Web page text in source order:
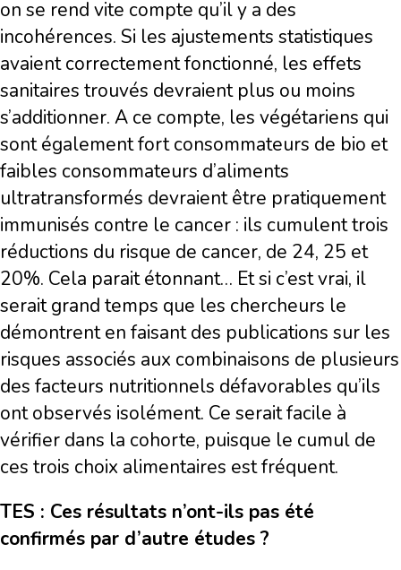
on se rend vite compte qu’il y a des
incohérences. Si les ajustements statistiques
avaient correctement fonctionné, les effets
sanitaires trouvés devraient plus ou moins
s’additionner. A ce compte, les végétariens qui
sont également fort consommateurs de bio et
faibles consommateurs d’aliments
ultratransformés devraient être pratiquement
immunisés contre le cancer : ils cumulent trois
réductions du risque de cancer, de 24, 25 et
20%. Cela parait étonnant… Et si c’est vrai, il
serait grand temps que les chercheurs le
démontrent en faisant des publications sur les
risques associés aux combinaisons de plusieurs
des facteurs nutritionnels défavorables qu’ils
ont observés isolément. Ce serait facile à
vérifier dans la cohorte, puisque le cumul de
ces trois choix alimentaires est fréquent.
TES : Ces résultats n’ont-ils pas été
confirmés par d’autre études ?